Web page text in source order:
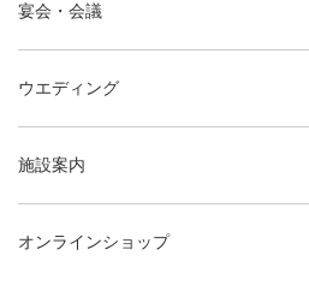
宴会・会議
ウエディング
施設案内
オンラインショップ